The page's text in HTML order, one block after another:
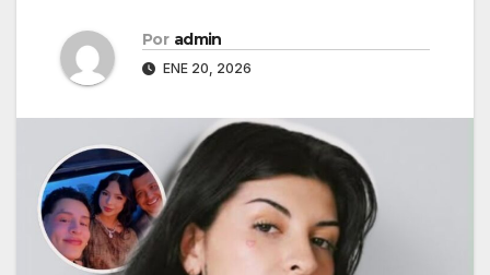
Por admin
ENE 20, 2026